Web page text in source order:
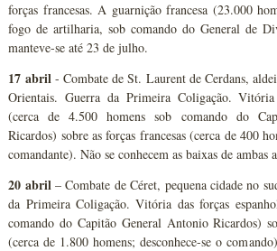
forças francesas. A guarnição francesa (23.000
fogo de artilharia, sob comando do General de
manteve-se até 23 de julho.
17 abril- Combate de St. Laurent de Cerdans,
Orientais. Guerra da Primeira Coligação. Vitória
(cerca de 4.500 homens sob comando do
Ricardos) sobre as forças francesas (cerca de 400
comandante). Não se conhecem as baixas de ambas
20 abril– Combate de Céret, pequena cidade no
da Primeira Coligação. Vitória das forças
comando do Capitão General Antonio Ricardos)
(cerca de 1.800 homens; desconhece-se o